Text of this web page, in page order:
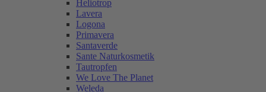
Heliotrop
Lavera
Logona
Primavera
Santaverde
Sante Naturkosmetik
Tautropfen
We Love The Planet
Weleda